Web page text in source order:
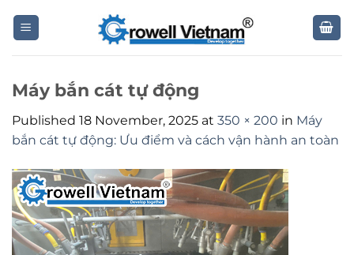
Máy bắn cát tự động
Published 18 November, 2025 at 350 × 200 in Máy
bắn cát tự động: Ưu điểm và cách vận hành an toàn